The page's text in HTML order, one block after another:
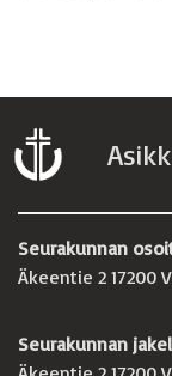
Seurakunnan
Äkeentie 2 17200
Seurakunnan